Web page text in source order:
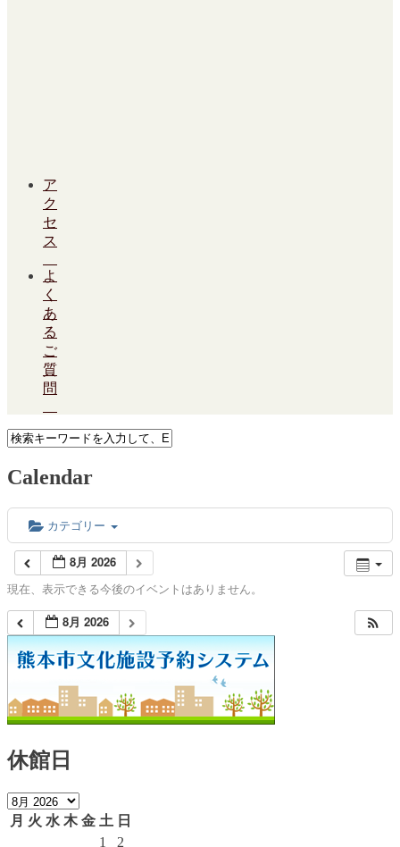
ア
ク
セ
ス
よ
く
あ
る
ご
質
問
Calendar
カテゴリー
8月 2026
現在、表示できる今後のイベントはありません。
8月 2026
休館日
月 火 水 木 金 土 日
1
2